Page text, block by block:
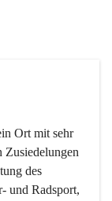
Ort mit sehr
Zusiedelungen
des
und Radsport,